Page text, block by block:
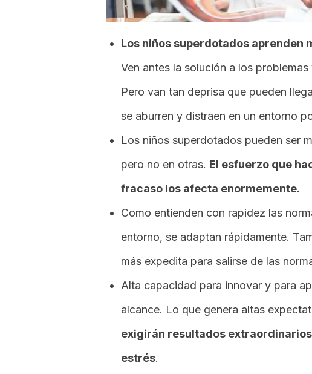
Los niños superdotados aprenden
Ven antes la solución a los
Pero van tan deprisa que pueden
se aburren y distraen en un entorno
Los niños superdotados pueden ser
pero no en otras. El esfuerzo que
fracaso los afecta enormemente.
Como entienden con rapidez las
entorno, se adaptan rápidamente.
más expedita para salirse de las
Alta capacidad para innovar y para
alcance. Lo que genera altas
exigirán resultados
estrés.